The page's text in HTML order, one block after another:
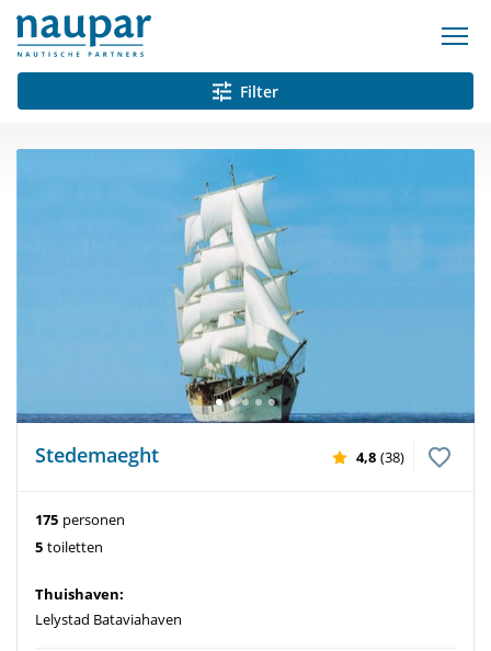
Filter
Stedemaeght 4,8 (38)
175 personen
5 toiletten
Thuishaven:
Lelystad Bataviahaven